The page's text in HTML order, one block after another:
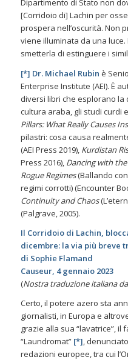
Dipartimento di Stato non
[Corridoio di] Lachin per
prospera nell’oscurità. Non
viene illuminata da una
smetterla di estinguere i
[*] Dr. Michael Rubin è
Enterprise Institute (AEI). È
diversi libri che esplorano la
cultura araba, gli studi curdi
Pillars: What Really Causes
pilastri: cosa causa
(AEI Press 2019), Kurdistan
Press 2016), Dancing with the
Rogue Regimes(Ballando
regimi corrotti) (Encounter
Continuity and Chaos
(Palgrave, 2005).
Il Corridoio di Lachin,
dicembre: la via più breve
di Sophie Flamand
Causeur, 4 gennaio 2023
(Nostra traduzione italiana
Certo, il potere azero sta
giornalisti, in Europa e
grazie alla sua “lavatrice”, il
“Laundromat” [*] ,
redazioni europee, tra cui